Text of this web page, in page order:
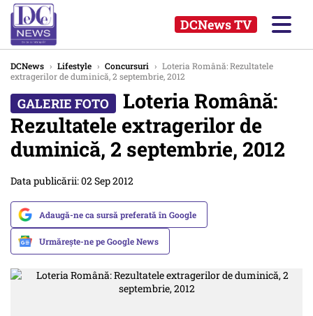
DCNews TV
DCNews › Lifestyle › Concursuri › Loteria Română: Rezultatele
extragerilor de duminică, 2 septembrie, 2012
Loteria Română:
Rezultatele extragerilor de
duminică, 2 septembrie, 2012
Data publicării: 02 Sep 2012
Adaugă-ne ca sursă preferată în Google
Urmărește-ne pe Google News